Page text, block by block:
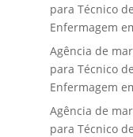
para Técnico de
Enfermagem
Agência de
para Técnico de
Enfermagem
Agência de
para Técnico de